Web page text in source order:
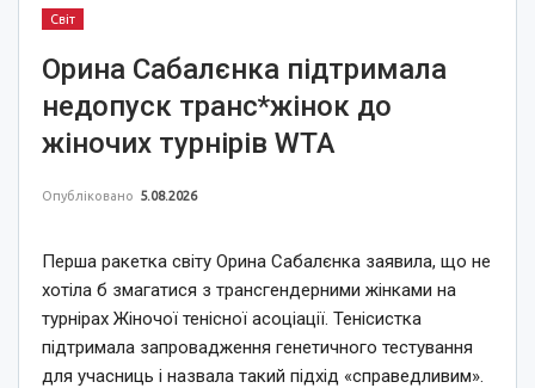
Світ
Орина Сабалєнка підтримала
недопуск транс*жінок до
жіночих турнірів WTA
Опубліковано 5.08.2026
Перша ракетка світу Орина Сабалєнка заявила, що не
хотіла б змагатися з трансгендерними жінками на
турнірах Жіночої тенісної асоціації. Тенісистка
підтримала запровадження генетичного тестування
для учасниць і назвала такий підхід «справедливим».